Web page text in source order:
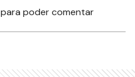
para poder comentar